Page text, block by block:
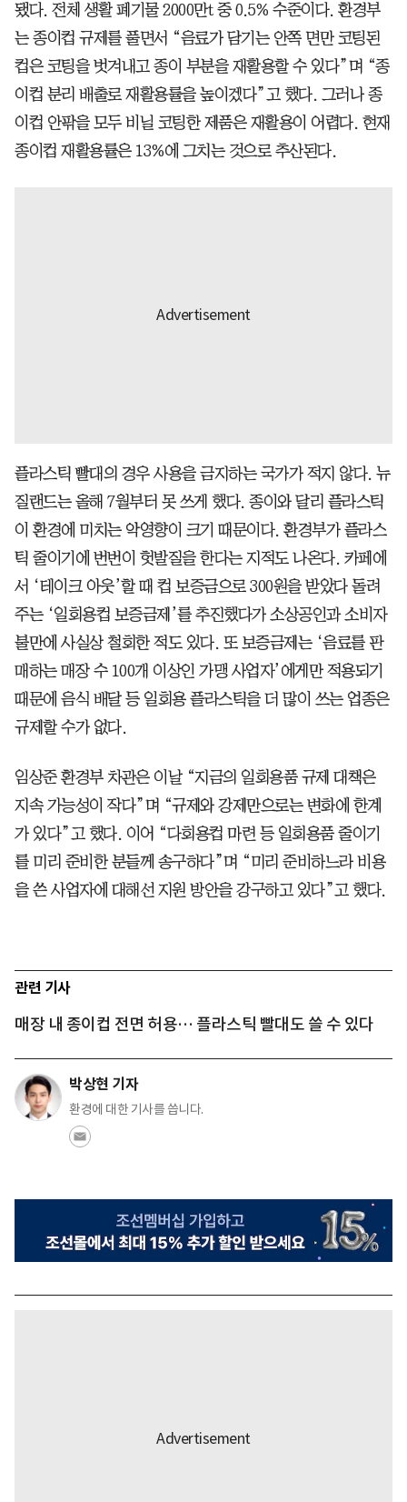
됐다. 전체 생활 폐기물 2000만t 중 0.5% 수준이다. 환경부
는 종이컵 규제를 풀면서 “음료가 담기는 안쪽 면만 코팅된
컵은 코팅을 벗겨내고 종이 부분을 재활용할 수 있다”며 “종
이컵 분리 배출로 재활용률을 높이겠다”고 했다. 그러나 종
이컵 안팎을 모두 비닐 코팅한 제품은 재활용이 어렵다. 현재
종이컵 재활용률은 13%에 그치는 것으로 추산된다.
플라스틱 빨대의 경우 사용을 금지하는 국가가 적지 않다. 뉴
질랜드는 올해 7월부터 못 쓰게 했다. 종이와 달리 플라스틱
이 환경에 미치는 악영향이 크기 때문이다. 환경부가 플라스
틱 줄이기에 번번이 헛발질을 한다는 지적도 나온다. 카페에
서 ‘테이크 아웃’할 때 컵 보증금으로 300원을 받았다 돌려
주는 ‘일회용컵 보증금제’를 추진했다가 소상공인과 소비자
불만에 사실상 철회한 적도 있다. 또 보증금제는 ‘음료를 판
매하는 매장 수 100개 이상인 가맹 사업자’에게만 적용되기
때문에 음식 배달 등 일회용 플라스틱을 더 많이 쓰는 업종은
규제할 수가 없다.
임상준 환경부 차관은 이날 “지금의 일회용품 규제 대책은
지속 가능성이 작다”며 “규제와 강제만으로는 변화에 한계
가 있다”고 했다. 이어 “다회용컵 마련 등 일회용품 줄이기
를 미리 준비한 분들께 송구하다”며 “미리 준비하느라 비용
을 쓴 사업자에 대해선 지원 방안을 강구하고 있다”고 했다.
관련 기사
매장 내 종이컵 전면 허용… 플라스틱 빨대도 쓸 수 있다
박상현 기자
환경에 대한 기사를 씁니다.